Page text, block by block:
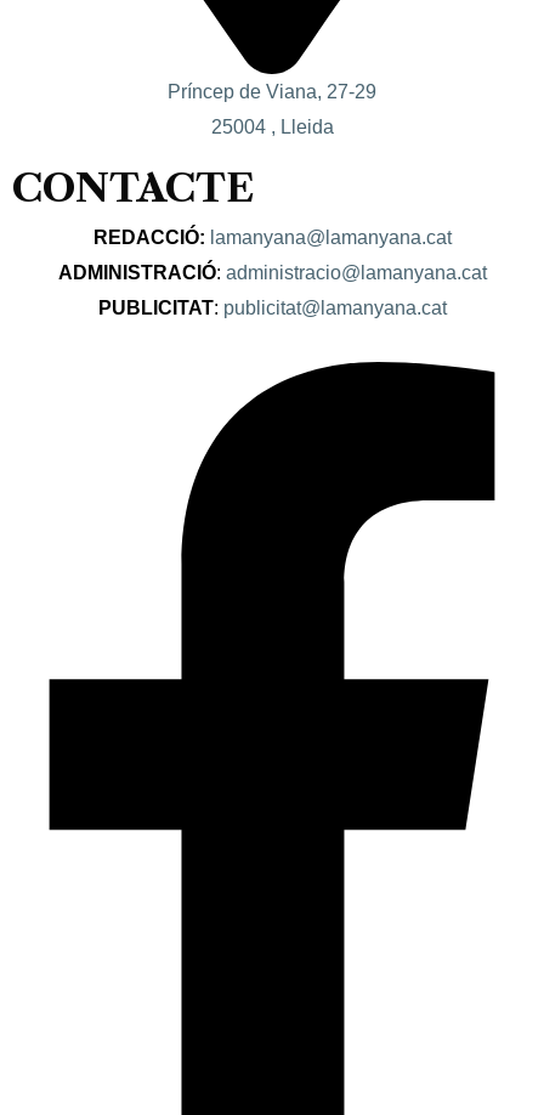
Príncep de Viana, 27-29
25004 , Lleida
CONTACTE
REDACCIÓ: lamanyana@lamanyana.cat
ADMINISTRACIÓ: administracio@lamanyana.cat
PUBLICITAT: publicitat@lamanyana.cat